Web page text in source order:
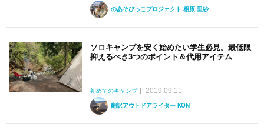
のあそびっこプロジェクト 相原 里紗
ソロキャンプを安く始めたい学生必見。最低限
抑えるべき3つのポイント＆代用アイテム
初めてのキャンプ
2019.09.11
翻訳アウトドアライター KON